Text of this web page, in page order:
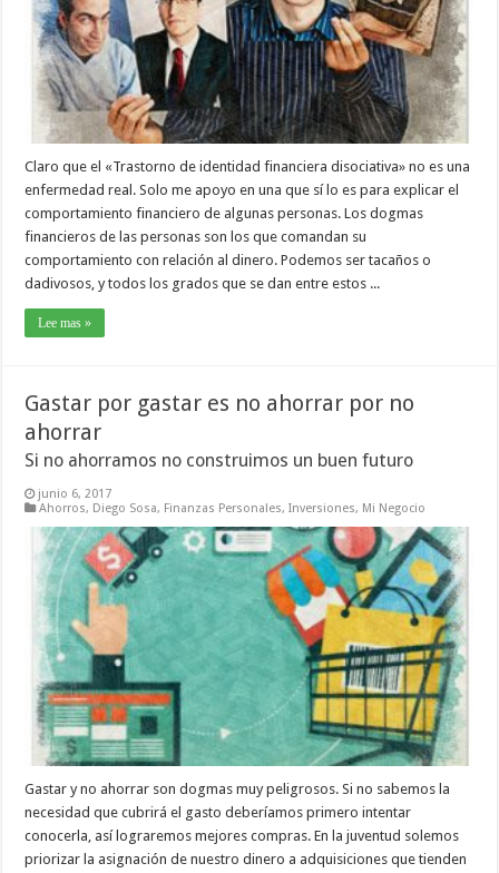
Claro que el «Trastorno de identidad financiera disociativa» no es una
enfermedad real. Solo me apoyo en una que sí lo es para explicar el
comportamiento financiero de algunas personas. Los dogmas
financieros de las personas son los que comandan su
comportamiento con relación al dinero. Podemos ser tacaños o
dadivosos, y todos los grados que se dan entre estos ...
Lee mas »
Gastar por gastar es no ahorrar por no
ahorrar
Si no ahorramos no construimos un buen futuro
junio 6, 2017
Ahorros, Diego Sosa, Finanzas Personales,Inversiones, Mi Negocio
Gastar y no ahorrar son dogmas muy peligrosos. Si no sabemos la
necesidad que cubrirá el gasto deberíamos primero intentar
conocerla, así lograremos mejores compras. En la juventud solemos
priorizar la asignación de nuestro dinero a adquisiciones que tienden